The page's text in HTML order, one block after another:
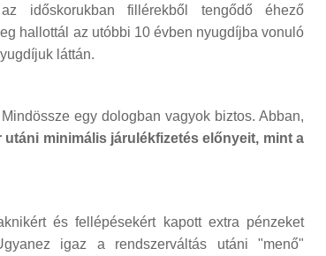
időskorukban fillérekből tengődő éhező
hallottál az utóbbi 10 évben nyugdíjba vonuló
láttán.
egy dologban vagyok biztos. Abban,
minimális járulékfizetés előnyeit, mint a
és fellépésekért kapott extra pénzeket
igaz a rendszerváltás utáni "menő"